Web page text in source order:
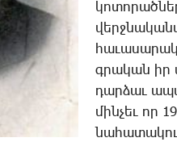
գրա­կան իր
դար­ձաւ
մին­չեւ որ